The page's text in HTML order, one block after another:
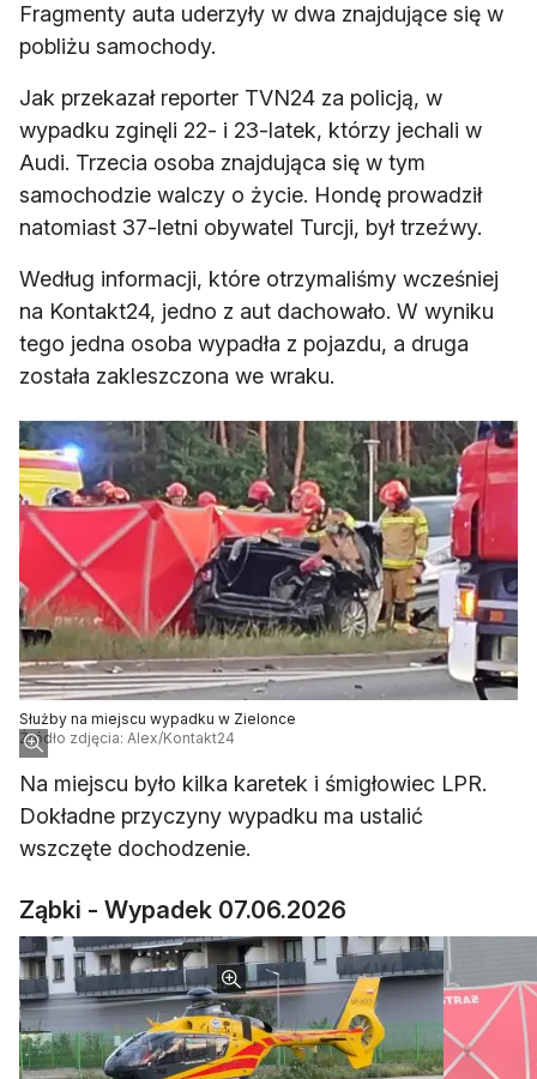
Fragmenty auta uderzyły w dwa znajdujące się w
pobliżu samochody.
Jak przekazał reporter TVN24 za policją, w
wypadku zginęli 22- i 23-latek, którzy jechali w
Audi. Trzecia osoba znajdująca się w tym
samochodzie walczy o życie. Hondę prowadził
natomiast 37-letni obywatel Turcji, był trzeźwy.
Według informacji, które otrzymaliśmy wcześniej
na Kontakt24, jedno z aut dachowało. W wyniku
tego jedna osoba wypadła z pojazdu, a druga
została zakleszczona we wraku.
Służby na miejscu wypadku w Zielonce
Źródło zdjęcia: Alex/Kontakt24
Na miejscu było kilka karetek i śmigłowiec LPR.
Dokładne przyczyny wypadku ma ustalić
wszczęte dochodzenie.
Ząbki - Wypadek 07.06.2026